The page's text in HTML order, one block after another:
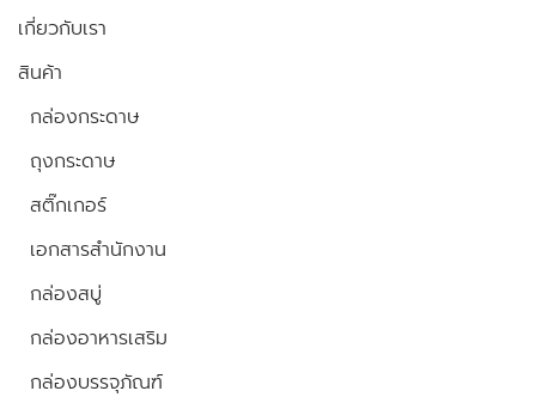
เกี่ยวกับเรา
สินค้า
กล่องกระดาษ
ถุงกระดาษ
สติ๊กเกอร์
เอกสารสำนักงาน
กล่องสบู่
กล่องอาหารเสริม
กล่องบรรจุภัณฑ์